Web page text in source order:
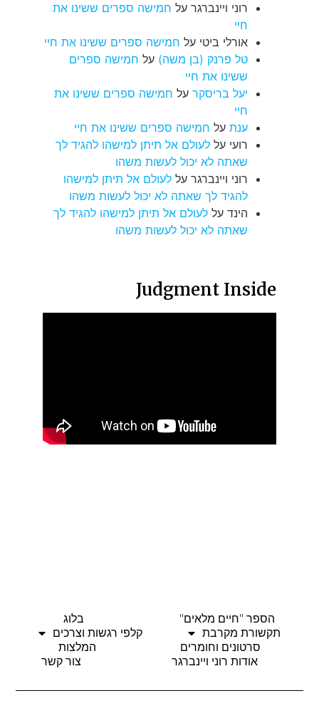
רוני ויינברגר על חמישה ספרים ששינו את
חיי
אורלי ביטי על חמישה ספרים ששינו את חיי
טל פרנק (בן משה) על חמישה ספרים
ששינו את חיי
יעל בריסקר על חמישה ספרים ששינו את
חיי
ענת על חמישה ספרים ששינו את חיי
רועי על לעולם אל תיתן למישהו להגיד לך
שאתה לא יכול לעשות משהו
רוני ויינברגר על לעולם אל תיתן למישהו
להגיד לך שאתה לא יכול לעשות משהו
הינד על לעולם אל תיתן למישהו להגיד לך
שאתה לא יכול לעשות משהו
Judgment Inside
הספר "חיים מלאים"
בלוג
תקשורת מקרבת
קלפי רגשות וצרכים
סרטונים וחומרים
המלצות
אודות רוני ויינברגר
צור קשר